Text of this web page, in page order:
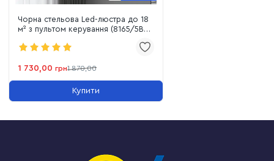
Чорна стельова Led-люстра до 18
м² з пультом керування (8165/5BK
1 730,00 грн1 870,00
Купити